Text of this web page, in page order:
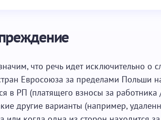
что речь идет исключительно о
Евросоюза за пределами Польши
в РП (платящего взносы за
другие варианты (например,